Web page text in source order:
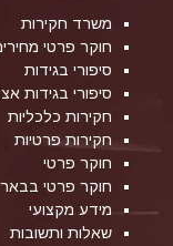
משרד חקירות
חוקר פרטי
סיפורי בגידות
סיפורי בגידות
חקירות כלכליות
חקירות פרטיות
חוקר פרטי
חוקר פרטי
מידע מקצועי
שאלות ותשובות